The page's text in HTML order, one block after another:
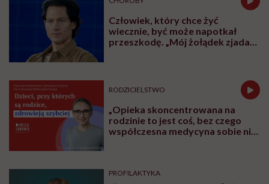
Człowiek, który chce żyć
wiecznie, być może napotkał
przeszkodę. „Mój żołądek zjada
RODZICIELSTWO
„Opieka skoncentrowana na
rodzinie to jest coś, bez czego
współczesna medycyna sobie nie
PROFILAKTYKA